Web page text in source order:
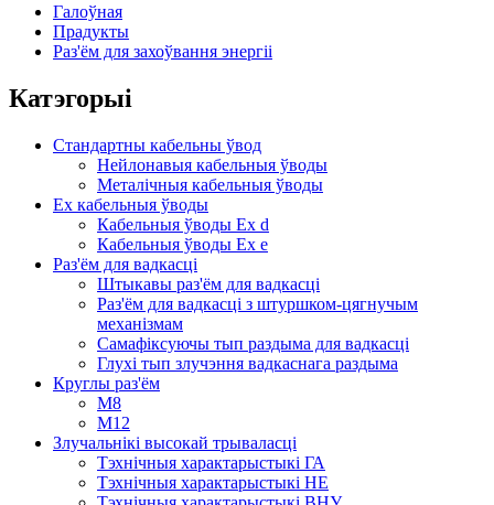
Галоўная
Прадукты
Раз'ём для захоўвання энергіі
Катэгорыі
Стандартны кабельны ўвод
Нейлонавыя кабельныя ўводы
Металічныя кабельныя ўводы
Ex кабельныя ўводы
Кабельныя ўводы Ex d
Кабельныя ўводы Ex e
Раз'ём для вадкасці
Штыкавы раз'ём для вадкасці
Раз'ём для вадкасці з штуршком-цягнучым
механізмам
Самафіксуючы тып раздыма для вадкасці
Глухі тып злучэння вадкаснага раздыма
Круглы раз'ём
M8
М12
Злучальнікі высокай трываласці
Тэхнічныя характарыстыкі ГА
Тэхнічныя характарыстыкі HE